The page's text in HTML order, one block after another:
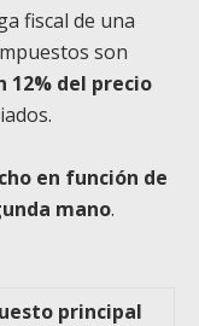
fiscal de una
son
12% del precio
en función de
mano.
principal